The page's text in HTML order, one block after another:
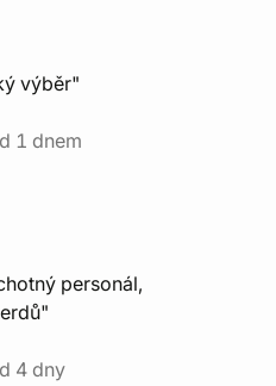
výběr"
1 dnem
personál,
4 dny